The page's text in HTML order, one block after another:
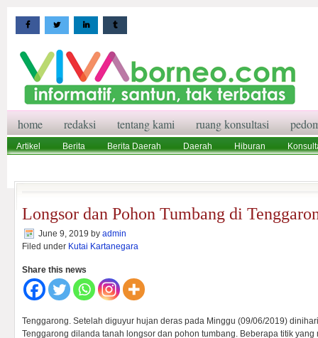
home redaksi tentang kami ruang konsultasi
Artikel Berita Berita Daerah Daerah Hiburan
Longsor dan Pohon Tumbang di
June 9, 2019 by admin
Filed under Kutai Kartanegara
Share this news
Tenggarong. Setelah diguyur hujan deras pada Minggu (09/06/2019)
Tenggarong dilanda tanah longsor dan pohon tumbang. Beberapa titik